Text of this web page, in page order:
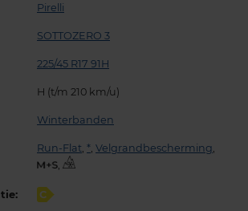
Pirelli
SOTTOZERO 3
225/45 R17 91H
H (t/m 210 km/u)
Winterbanden
Run-Flat, *, Velgrandbescherming,
,
C